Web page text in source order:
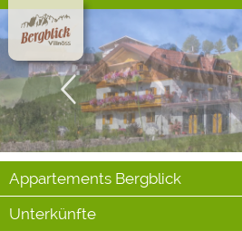
Appartements Bergblick
Unterkünfte